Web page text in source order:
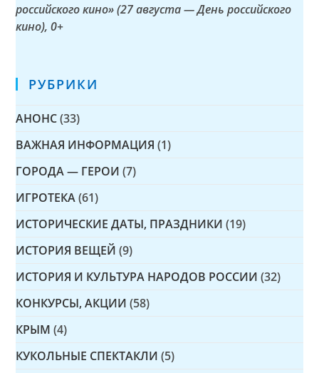
российского кино» (27 августа — День российского
кино), 0+
РУБРИКИ
АНОНС (33)
ВАЖНАЯ ИНФОРМАЦИЯ (1)
ГОРОДА — ГЕРОИ (7)
ИГРОТЕКА (61)
ИСТОРИЧЕСКИЕ ДАТЫ, ПРАЗДНИКИ (19)
ИСТОРИЯ ВЕЩЕЙ (9)
ИСТОРИЯ И КУЛЬТУРА НАРОДОВ РОССИИ (32)
КОНКУРСЫ, АКЦИИ (58)
КРЫМ (4)
КУКОЛЬНЫЕ СПЕКТАКЛИ (5)